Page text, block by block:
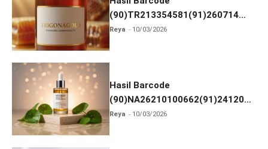
(90)TR213354581(91)260714
dan Izin BPOM
Reya 10/03/2026
Hasil Barcode
(90)NA26210100662(91)241203
dan Izin BPOM
Reya 10/03/2026